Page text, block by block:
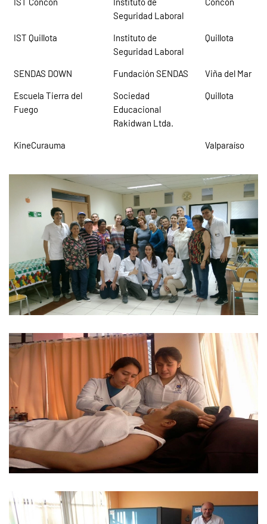
Seguridad Laboral
IST Quillota
Instituto de
Seguridad Laboral
Quillota
SENDAS DOWN Fundación SENDAS Viña del Mar
Escuela Tierra del
Fuego
Sociedad
Educacional
Rakidwan Ltda.
Quillota
KineCurauma Valparaíso
Ver imagen
Ver imagen